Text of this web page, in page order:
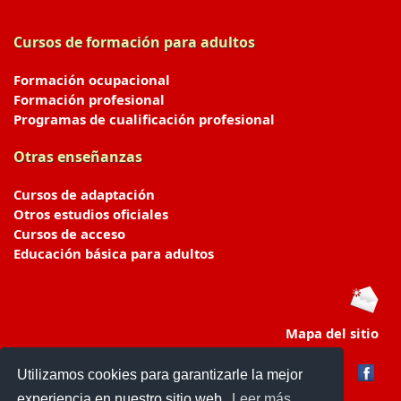
Utilizamos cookies para garantizarle la mejor
Cursos de formación para adultos
Formación ocupacional
Formación profesional
Programas de cualificación profesional
Otras enseñanzas
Cursos de adaptación
Otros estudios oficiales
Cursos de acceso
Educación básica para adultos
Mapa del sitio